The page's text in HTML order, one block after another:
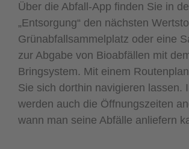
Über die Abfall-App finden Sie in
„Entsorgung“ den nächsten
Grünabfallsammelplatz oder eine
zur Abgabe von Bioabfällen mit
Bringsystem. Mit einem
Sie sich dorthin navigieren lassen.
werden auch die Öffnungszeiten
wann man seine Abfälle anliefern